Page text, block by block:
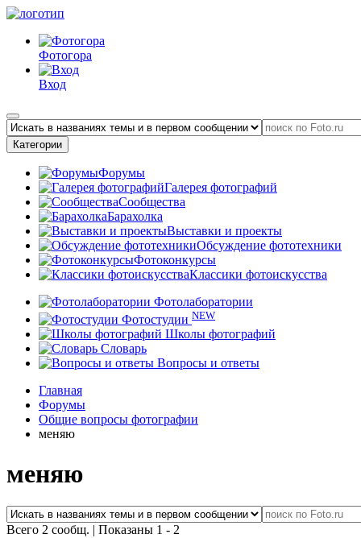
Фотогора
Вход
Категории
Форумы
Галерея фотографий
Сообщества
Барахолка
Выставки и проекты
Обсуждение фототехники
Фотоконкурсы
Классики фотоискусства
Фотолаборатории
Фотостудии NEW
Школы фотографий
Словарь
Вопросы и ответы
Главная
Форумы
Общие вопросы фотографии
меняю
меняю
Всего 2 сообщ. | Показаны 1 - 2